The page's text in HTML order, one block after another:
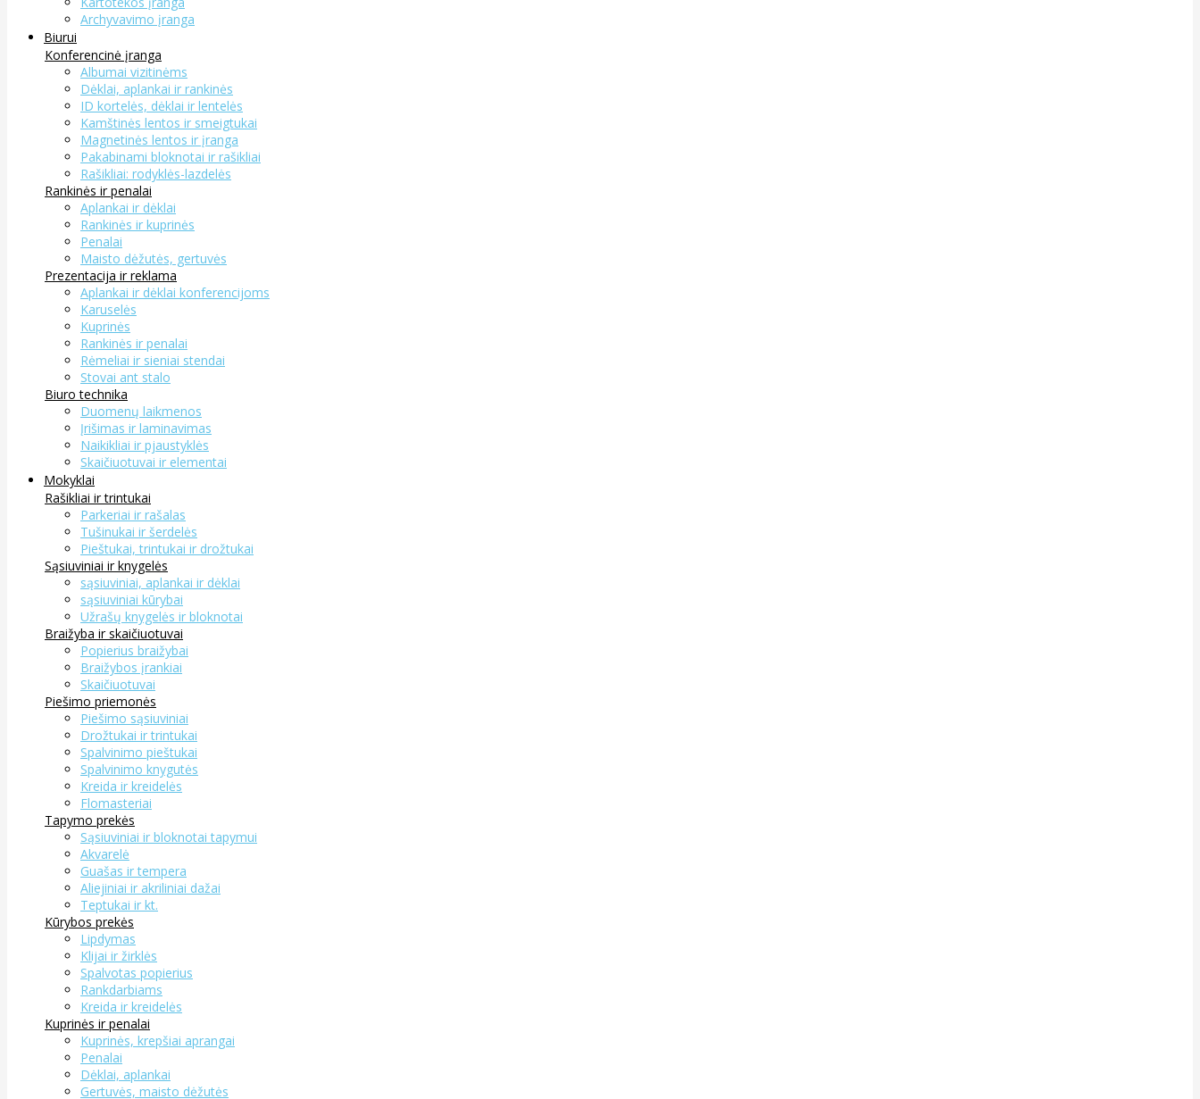
Archyvavimo įranga
Biurui
Konferencinė įranga
Albumai vizitinėms
Dėklai, aplankai ir rankinės
ID kortelės, dėklai ir lentelės
Kamštinės lentos ir smeigtukai
Magnetinės lentos ir įranga
Pakabinami bloknotai ir rašikliai
Rašikliai: rodyklės-lazdelės
Rankinės ir penalai
Aplankai ir dėklai
Rankinės ir kuprinės
Penalai
Maisto dėžutės, gertuvės
Prezentacija ir reklama
Aplankai ir dėklai konferencijoms
Karuselės
Kuprinės
Rankinės ir penalai
Rėmeliai ir sieniai stendai
Stovai ant stalo
Biuro technika
Duomenų laikmenos
Įrišimas ir laminavimas
Naikikliai ir pjaustyklės
Skaičiuotuvai ir elementai
Mokyklai
Rašikliai ir trintukai
Parkeriai ir rašalas
Tušinukai ir šerdelės
Pieštukai, trintukai ir drožtukai
Sąsiuviniai ir knygelės
sąsiuviniai, aplankai ir dėklai
sąsiuviniai kūrybai
Užrašų knygelės ir bloknotai
Braižyba ir skaičiuotuvai
Popierius braižybai
Braižybos įrankiai
Skaičiuotuvai
Piešimo priemonės
Piešimo sąsiuviniai
Drožtukai ir trintukai
Spalvinimo pieštukai
Spalvinimo knygutės
Kreida ir kreidelės
Flomasteriai
Tapymo prekės
Sąsiuviniai ir bloknotai tapymui
Akvarelė
Guašas ir tempera
Aliejiniai ir akriliniai dažai
Teptukai ir kt.
Kūrybos prekės
Lipdymas
Klijai ir žirklės
Spalvotas popierius
Rankdarbiams
Kreida ir kreidelės
Kuprinės ir penalai
Kuprinės, krepšiai aprangai
Penalai
Dėklai, aplankai
Gertuvės, maisto dėžutės